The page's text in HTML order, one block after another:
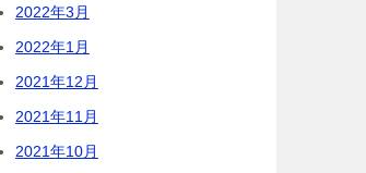
2022年3月
2022年1月
2021年12月
2021年11月
2021年10月